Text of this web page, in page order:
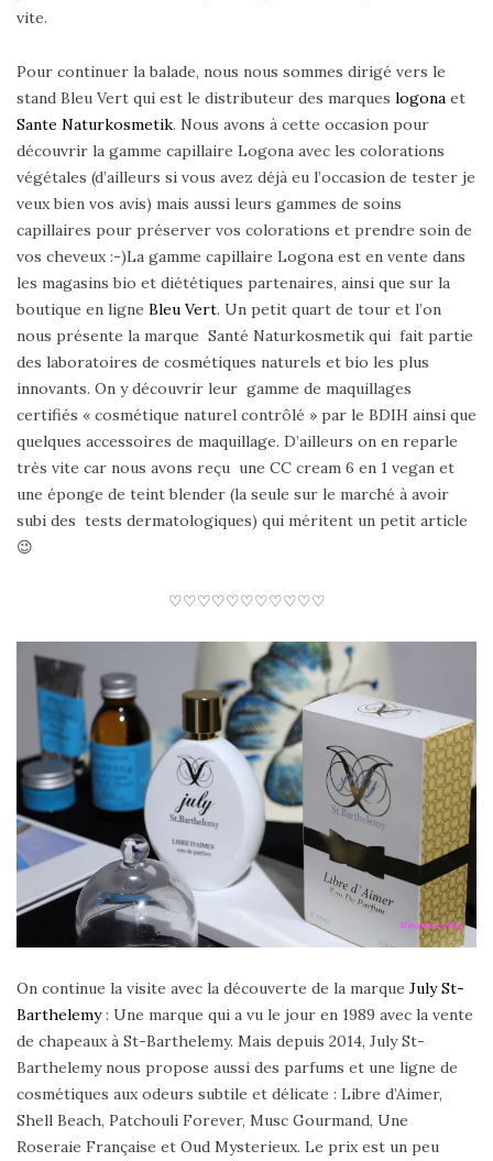
vite.
Pour continuer la balade, nous nous sommes dirigé vers le
stand Bleu Vert qui est le distributeur des marques logona et
Sante Naturkosmetik. Nous avons à cette occasion pour
découvrir la gamme capillaire Logona avec les colorations
végétales (d’ailleurs si vous avez déjà eu l’occasion de tester je
veux bien vos avis) mais aussi leurs gammes de soins
capillaires pour préserver vos colorations et prendre soin de
vos cheveux :-)La gamme capillaire Logona est en vente dans
les magasins bio et diététiques partenaires, ainsi que sur la
boutique en ligne Bleu Vert. Un petit quart de tour et l’on
nous présente la marque Santé Naturkosmetik qui fait partie
des laboratoires de cosmétiques naturels et bio les plus
innovants. On y découvrir leur gamme de maquillages
certifiés « cosmétique naturel contrôlé » par le BDIH ainsi que
quelques accessoires de maquillage. D’ailleurs on en reparle
très vite car nous avons reçu une CC cream 6 en 1 vegan et
une éponge de teint blender (la seule sur le marché à avoir
subi des tests dermatologiques) qui méritent un petit article
😉
♡♡♡♡♡♡♡♡♡♡♡
On continue la visite avec la découverte de la marque July St-
Barthelemy: Une marque qui a vu le jour en 1989 avec la vente
de chapeaux à St-Barthelemy. Mais depuis 2014, July St-
Barthelemy nous propose aussi des parfums et une ligne de
cosmétiques aux odeurs subtile et délicate : Libre d’Aimer,
Shell Beach, Patchouli Forever, Musc Gourmand, Une
Roseraie Française et Oud Mysterieux. Le prix est un peu